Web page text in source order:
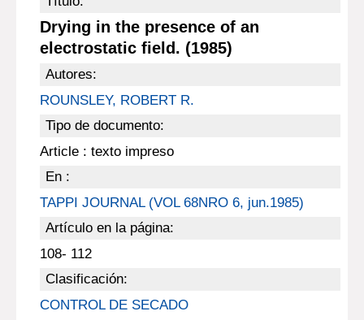
Drying in the presence of an
electrostatic field. (1985)
Autores:
ROUNSLEY, ROBERT R.
Tipo de documento:
Article : texto impreso
En :
TAPPI JOURNAL (VOL 68NRO 6, jun.1985)
Artículo en la página:
108- 112
Clasificación:
CONTROL DE SECADO